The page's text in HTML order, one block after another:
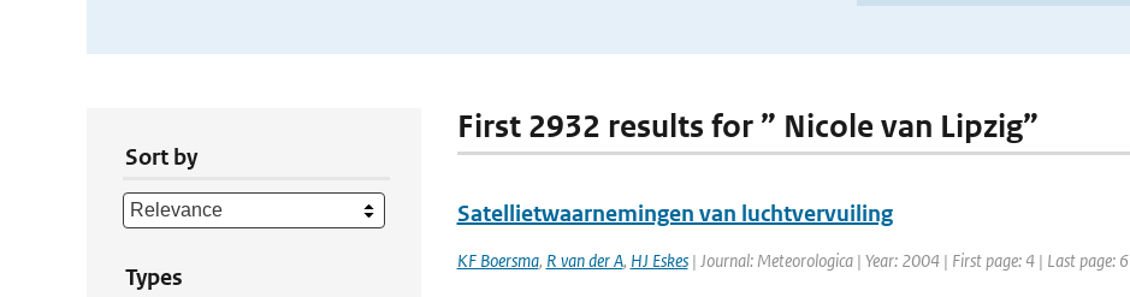
Sort by
Types
First 2932 results for ” Nicole van Lipzig”
Satellietwaarnemingen van luchtvervuiling
KF Boersma, R van der A, HJ Eskes| Journal: Meteorologica | Year: 2004 | First page: 4 | Last page: 6